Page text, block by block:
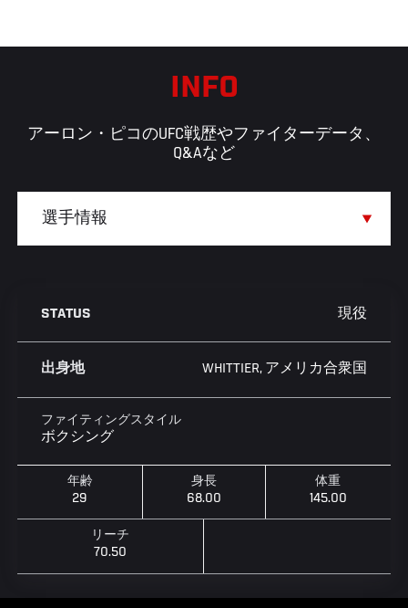
INFO
アーロン・ピコのUFC戦歴やファイターデータ、
Q&Aなど
STATUS 現役
出身地 WHITTIER, アメリカ合衆国
ファイティングスタイル
ボクシング
年齢
29
身長
68.00
体重
145.00
リーチ
70.50